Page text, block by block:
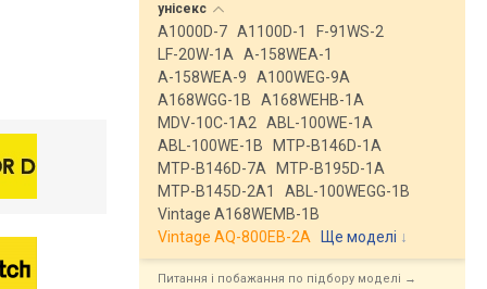
унісекс
A1000D-7 A1100D-1
F-91WS-2
LF-20W-1A
A-158WEA-1
A-158WEA-9
A100WEG-9A
A168WGG-1B
A168WEHB-1A
MDV-10C-1A2
ABL-100WE-1A
ABL-100WE-1B
MTP-B146D-1A
MTP-B146D-7A
MTP-B195D-1A
MTP-B145D-2A1
ABL-100WEGG-1B
Vintage A168WEMB-1B
Vintage AQ-800EB-2A
Ще моделі ↓
Питання і побажання по підбору моделі →